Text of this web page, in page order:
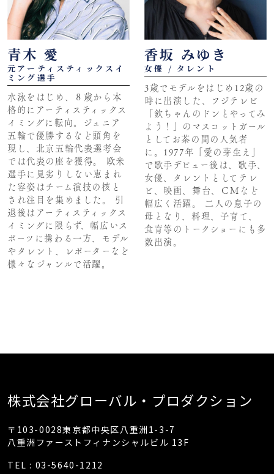
青木 愛
元アーティスティックスイ
ミング選手
水泳をはじめ、８歳から本
格的にアーティスティックス
イミングに転向。ジュニア
五輪で優勝するなど頭角を
現し、北京五輪代表選考会
では代表の座を獲得。 欧米
選手に見劣りしない恵まれ
た容姿はチーム演技の核と
され注目を集めました。 引
退後はアーティスティックス
イミングに限らず、幅広いス
ポーツに携わる一方、モデル
やタレント、レポーターなど
様々なジャンルで活躍。
香坂 みゆき
女優 / タレント
3歳でモデルをはじめ12歳の
時に出演した、フジテレビ
「欽ちゃんのドンとやってみ
よう！」のマスコットガール
としてお茶の間の人気者
に。1977年「愛の芽生え」
で歌手デビュー後は、歌手、
女優、タレントとしてテレ
ビ、映画、舞台、ＣＭなど
幅広く活躍。 二人の息子の
母となり、料理、子育て、
食育等のトークショーにも多
数出演。
株式会社グローバル・プロダクション
〒103-0028東京都中央区八重洲1-3-7
八重洲ファーストフィナンシャルビル 13F
TEL : 03-5640-1212